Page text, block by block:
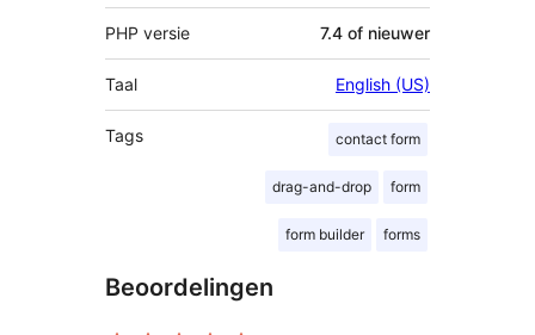
PHP versie 7.4 of nieuwer
Taal English (US)
Tags contact form
drag-and-drop form
form builder forms
Beoordelingen